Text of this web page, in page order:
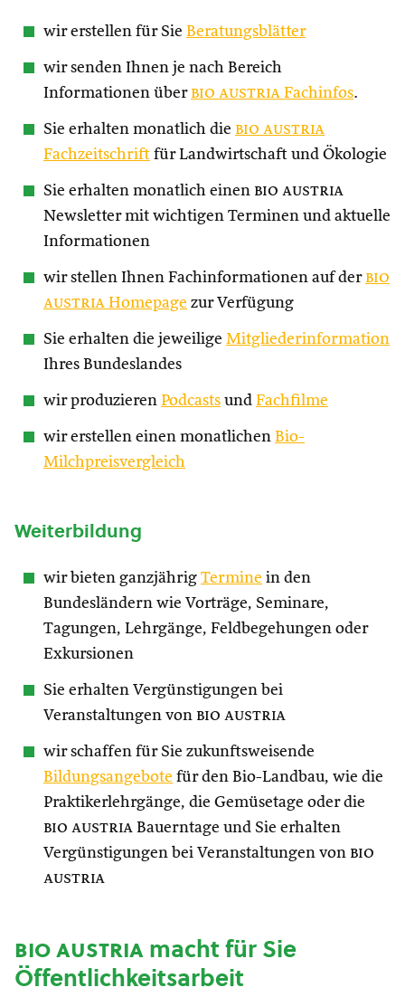
wir erstellen für Sie Beratungsblätter
wir senden Ihnen je nach Bereich
Informationen über bio austria Fachinfos.
Sie erhalten monatlich die bio austria
Fachzeitschrift für Landwirtschaft und Ökologie
Sie erhalten monatlich einen bio austria
Newsletter mit wichtigen Terminen und aktuelle
Informationen
wir stellen Ihnen Fachinformationen auf der bio
austria Homepage zur Verfügung
Sie erhalten die jeweilige Mitgliederinformation
Ihres Bundeslandes
wir produzieren Podcasts und Fachfilme
wir erstellen einen monatlichen Bio-
Milchpreisvergleich
Weiterbildung
wir bieten ganzjährig Termine in den
Bundesländern wie Vorträge, Seminare,
Tagungen, Lehrgänge, Feldbegehungen oder
Exkursionen
Sie erhalten Vergünstigungen bei
Veranstaltungen von bio austria
wir schaffen für Sie zukunftsweisende
Bildungsangebote für den Bio-Landbau, wie die
Praktikerlehrgänge, die Gemüsetage oder die
bio austria Bauerntage und Sie erhalten
Vergünstigungen bei Veranstaltungen von bio
austria
bio austriamacht für Sie
Öffentlichkeitsarbeit